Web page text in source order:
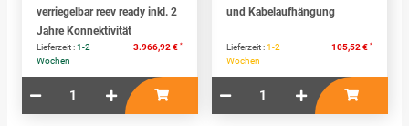
verriegelbar reev ready inkl. 2
Jahre Konnektivität
Lieferzeit :1-2
Wochen
3.966,92 € *
und Kabelaufhängung
Lieferzeit :1-2
Wochen
105,52 € *